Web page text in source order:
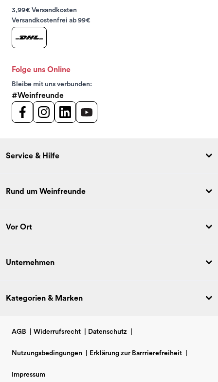
3,99€ Versandkosten
Versandkostenfrei ab 99€
Folge uns Online
Bleibe mit uns verbunden:
#Weinfreunde
Service & Hilfe
Rund um Weinfreunde
Vor Ort
Unternehmen
Kategorien & Marken
AGB Widerrufsrecht Datenschutz
Nutzungsbedingungen Erklärung zur Barrrierefreiheit
Impressum